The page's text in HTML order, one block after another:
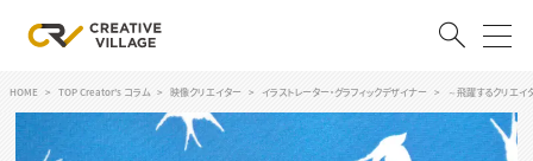
ログイン 会員登録
HOME TOP Creator's コラム 映像クリエイター イラストレーター・グラフィックデザイナー ～飛躍するクリエ